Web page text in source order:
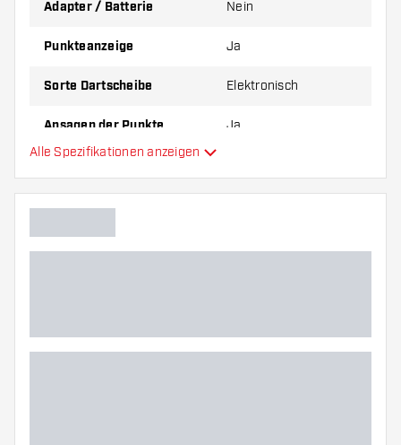
Wird mit 6 Softdarts, Ersatzspitzen, 2m USB-
Soft Tip-Dartpfeilen verwendet werden.
Adapter / Batterie Nein
Punkteanzeige Ja
Sorte Dartscheibe Elektronisch
Ansagen der Punkte Ja
Anzahl Spiele
Alle Spezifikationen anzeigen